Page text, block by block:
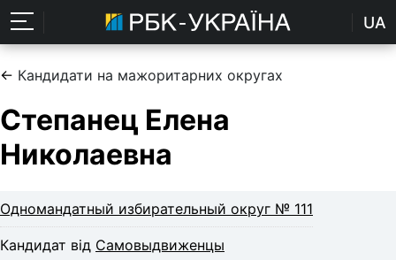
UA
← Кандидати на мажоритарних округах
Степанец Елена
Николаевна
Одномандатный избирательный округ № 111
Кандидат від Самовыдвиженцы